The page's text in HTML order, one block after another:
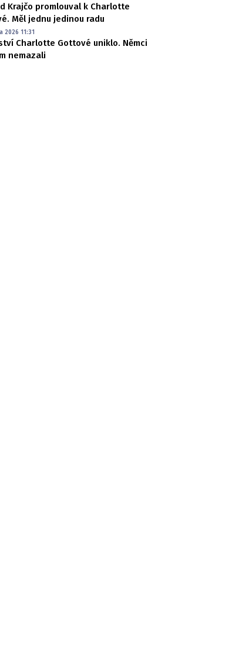
Krajčo promlouval k Charlotte
Měl jednu jedinou radu
2026 11:31
Charlotte Gottové uniklo. Němci
nemazali